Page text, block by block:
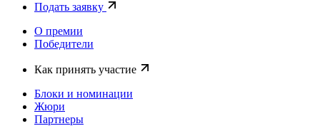
Подать заявку
О премии
Победители
Как принять участие
Блоки и номинации
Жюри
Партнеры